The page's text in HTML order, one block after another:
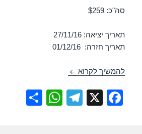
סה"כ: $259
תאריך יציאה: 27/11/16
תאריך חזרה: 01/12/16
להמשיך לקרוא טיסות זולות לניס בנובמבר 27/11/
F
X
T
W